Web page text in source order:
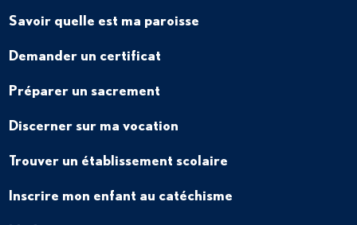
Savoir quelle est ma paroisse
Demander un certificat
Préparer un sacrement
Discerner sur ma vocation
Trouver un établissement scolaire
Inscrire mon enfant au catéchisme